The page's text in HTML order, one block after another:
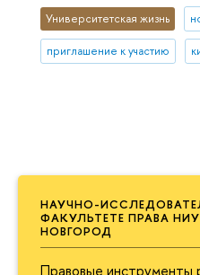
НАУЧНО-
ФАКУЛЬТЕТЕ ПРАВА
НОВГОРОД
Правовые инструменты
Университетская жизнь
приглашение к участию